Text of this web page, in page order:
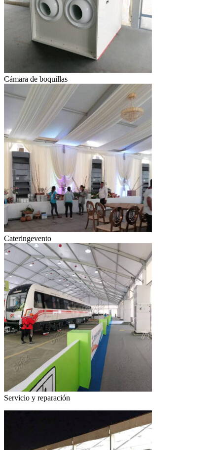
Cámara de boquillas
Cateringevento
Servicio y reparación